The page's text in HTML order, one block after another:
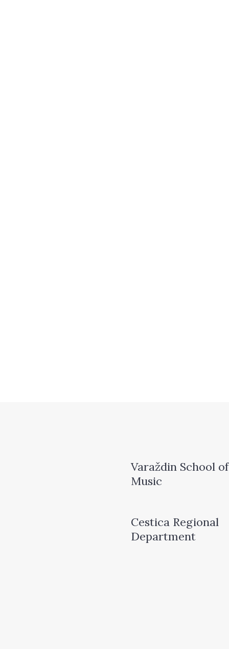
Varaždin School of
Music
Cestica Regional
Department